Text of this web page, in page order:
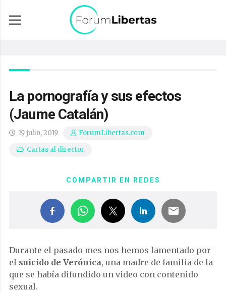
La pornografía y sus efectos
(Jaume Catalán)
19 julio, 2019
ForumLibertas.com
Cartas al director
COMPARTIR EN REDES
Durante el pasado mes nos hemos lamentado por
el suicido de Verónica, una madre de familia de la
que se había difundido un video con contenido
sexual.